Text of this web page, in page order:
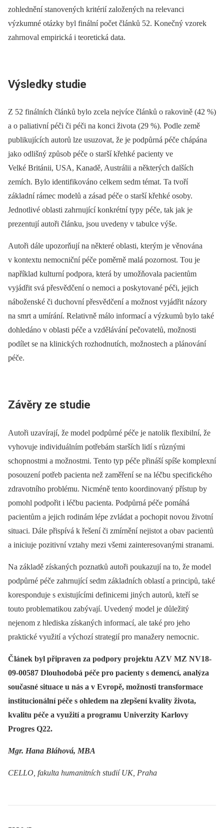
zohlednění stanovených kritérií založených na relevanci
výzkumné otázky byl finální počet článků 52. Konečný vzorek
zahrnoval empirická i teoretická data.
Výsledky studie
Z 52 finálních článků bylo zcela nejvíce článků o rakovině (42 %)
a o paliativní péči či péči na konci života (29 %). Podle země
publikujících autorů lze usuzovat, že je podpůrná péče chápána
jako odlišný způsob péče o starší křehké pacienty ve
Velké Británii, USA, Kanadě, Austrálii a některých dalších
zemích. Bylo identifikováno celkem sedm témat. Ta tvoří
základní rámec modelů a zásad péče o starší křehké osoby.
Jednotlivé oblasti zahrnující konkrétní typy péče, tak jak je
prezentují autoři článku, jsou uvedeny v tabulce výše.
Autoři dále upozorňují na některé oblasti, kterým je věnována
v kontextu nemocniční péče poměrně malá pozornost. Tou je
například kulturní podpora, která by umožňovala pacientům
vyjádřit svá přesvědčení o nemoci a poskytované péči, jejich
náboženské či duchovní přesvědčení a možnost vyjádřit názory
na smrt a umírání. Relativně málo informací a výzkumů bylo také
dohledáno v oblasti péče a vzdělávání pečovatelů, možnosti
podílet se na klinických rozhodnutích, možnostech a plánování
péče.
Závěry ze studie
Autoři uzavírají, že model podpůrné péče je natolik flexibilní, že
vyhovuje individuálním potřebám starších lidí s různými
schopnostmi a možnostmi. Tento typ péče přináší spíše komplexní
posouzení potřeb pacienta než zaměření se na léčbu specifického
zdravotního problému. Nicméně tento koordinovaný přístup by
pomohl podpořit i léčbu pacienta. Podpůrná péče pomáhá
pacientům a jejich rodinám lépe zvládat a pochopit novou životní
situaci. Dále přispívá k řešení či zmírnění nejistot a obav pacientů
a iniciuje pozitivní vztahy mezi všemi zainteresovanými stranami.
Na základě získaných poznatků autoři poukazují na to, že model
podpůrné péče zahrnující sedm základních oblastí a principů, také
koresponduje s existujícími definicemi jiných autorů, kteří se
touto problematikou zabývají. Uvedený model je důležitý
nejenom z hlediska získaných informací, ale také pro jeho
praktické využití a výchozí strategií pro manažery nemocnic.
Článek byl připraven za podpory projektu AZV MZ NV18-
09-00587 Dlouhodobá péče pro pacienty s demencí, analýza
současné situace u nás a v Evropě, možnosti transformace
institucionální péče s ohledem na zlepšení kvality života,
kvalitu péče a využití a programu Univerzity Karlovy
Progres Q22.
Mgr. Hana Bláhová, MBA
CELLO, fakulta humanitních studií UK, Praha